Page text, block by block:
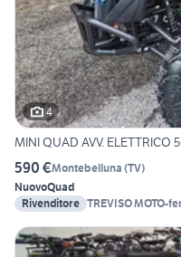
4
MINI QUAD AVV. ELETTRICO
590 €Montebelluna (TV)
NuovoQuad
Rivenditore TREVISO MOTO-